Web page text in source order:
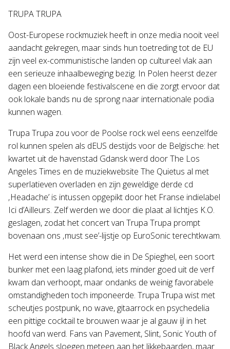
TRUPA TRUPA
Oost-Europese rockmuziek heeft in onze media nooit veel
aandacht gekregen, maar sinds hun toetreding tot de EU
zijn veel ex-communistische landen op cultureel vlak aan
een serieuze inhaalbeweging bezig. In Polen heerst dezer
dagen een bloeiende festivalscene en die zorgt ervoor dat
ook lokale bands nu de sprong naar internationale podia
kunnen wagen.
Trupa Trupa zou voor de Poolse rock wel eens eenzelfde
rol kunnen spelen als dEUS destijds voor de Belgische: het
kwartet uit de havenstad Gdansk werd door The Los
Angeles Times en de muziekwebsite The Quietus al met
superlatieven overladen en zijn geweldige derde cd
‚Headache’ is intussen opgepikt door het Franse indielabel
Ici d’Ailleurs. Zelf werden we door die plaat al lichtjes K.O.
geslagen, zodat het concert van Trupa Trupa prompt
bovenaan ons ‚must see’-lijstje op EuroSonic terechtkwam.
Het werd een intense show die in De Spieghel, een soort
bunker met een laag plafond, iets minder goed uit de verf
kwam dan verhoopt, maar ondanks de weinig favorabele
omstandigheden toch imponeerde. Trupa Trupa wist met
scheutjes postpunk, no wave, gitaarrock en psychedelia
een pittige cocktail te brouwen waar je al gauw ijl in het
hoofd van werd. Fans van Pavement, Slint, Sonic Youth of
Black Angels sloegen meteen aan het likkebaarden, maar